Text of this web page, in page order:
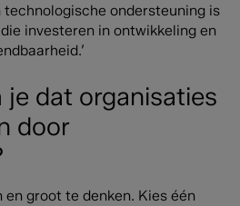
ondersteuning is
investeren in ontwikkeling en
je dat organisaties
door
en groot te denken. Kies één